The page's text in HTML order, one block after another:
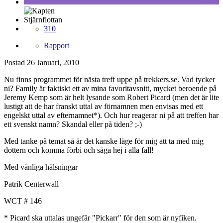
Stjärnflottan
310
Rapport
Postad 26 Januari, 2010
Nu finns programmet för nästa treff uppe på trekkers.se. Vad tycker
ni? Family är faktiskt ett av mina favoritavsnitt, mycket beroende på
Jeremy Kemp som är helt lysande som Robert Picard (men det är lite
lustigt att de har franskt uttal av förnamnen men envisas med ett
engelskt uttal av efternamnet*). Och hur reagerar ni på att treffen har
ett svenskt namn? Skandal eller på tiden? ;-)
Med tanke på temat så är det kanske läge för mig att ta med mig
dottern och komma förbi och säga hej i alla fall!
Med vänliga hälsningar
Patrik Centerwall
WCT # 146
* Picard ska uttalas ungefär "Pickarr" för den som är nyfiken.